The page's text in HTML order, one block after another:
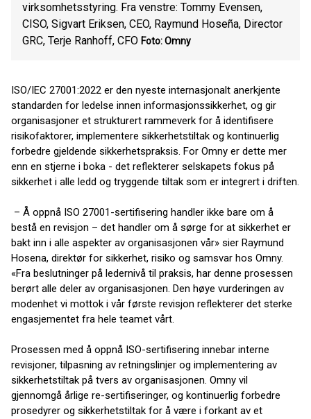
virksomhetsstyring. Fra venstre: Tommy Evensen,
CISO, Sigvart Eriksen, CEO, Raymund Hoseña, Director
GRC, Terje Ranhoff, CFO Foto: Omny
ISO/IEC 27001:2022 er den nyeste internasjonalt anerkjente
standarden for ledelse innen informasjonssikkerhet, og gir
organisasjoner et strukturert rammeverk for å identifisere
risikofaktorer, implementere sikkerhetstiltak og kontinuerlig
forbedre gjeldende sikkerhetspraksis. For Omny er dette mer
enn en stjerne i boka - det reflekterer selskapets fokus på
sikkerhet i alle ledd og tryggende tiltak som er integrert i driften.
– Å oppnå ISO 27001-sertifisering handler ikke bare om å
bestå en revisjon – det handler om å sørge for at sikkerhet er
bakt inn i alle aspekter av organisasjonen vår» sier Raymund
Hosena, direktør for sikkerhet, risiko og samsvar hos Omny.
«Fra beslutninger på ledernivå til praksis, har denne prosessen
berørt alle deler av organisasjonen. Den høye vurderingen av
modenhet vi mottok i vår første revisjon reflekterer det sterke
engasjementet fra hele teamet vårt.
Prosessen med å oppnå ISO-sertifisering innebar interne
revisjoner, tilpasning av retningslinjer og implementering av
sikkerhetstiltak på tvers av organisasjonen. Omny vil
gjennomgå årlige re-sertifiseringer, og kontinuerlig forbedre
prosedyrer og sikkerhetstiltak for å være i forkant av et